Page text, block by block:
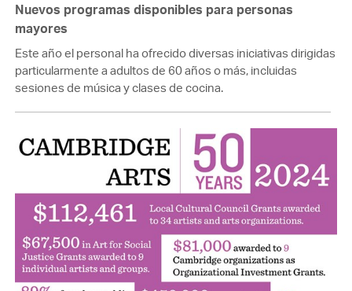
Nuevos programas disponibles para personas
mayores
Este año el personal ha ofrecido diversas iniciativas dirigidas
particularmente a adultos de 60 años o más, incluidas
sesiones de música y clases de cocina.